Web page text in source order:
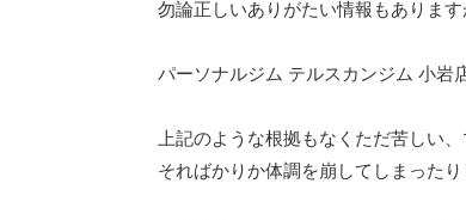
勿論正しいありがたい情報もありま
パーソナルジム テルスカンジム 小岩
上記のような根拠もなくただ苦しい
そればかりか体調を崩してしまった